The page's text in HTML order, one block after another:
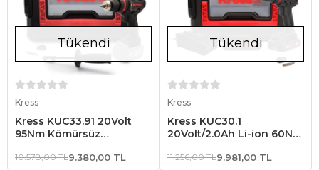
Tükendi
Kress
Kress KUC33.91 20Volt
95Nm Kömürsüz
Matkap (Akü Dahil
10.578,00 TL9.380,00 TL
Tükendi
Kress
Kress KUC30.1
20Volt/2.0Ah Li-ion 60Nm
Profesyonel Şarjlı Darbeli
11.256,00 TL9.981,00 TL